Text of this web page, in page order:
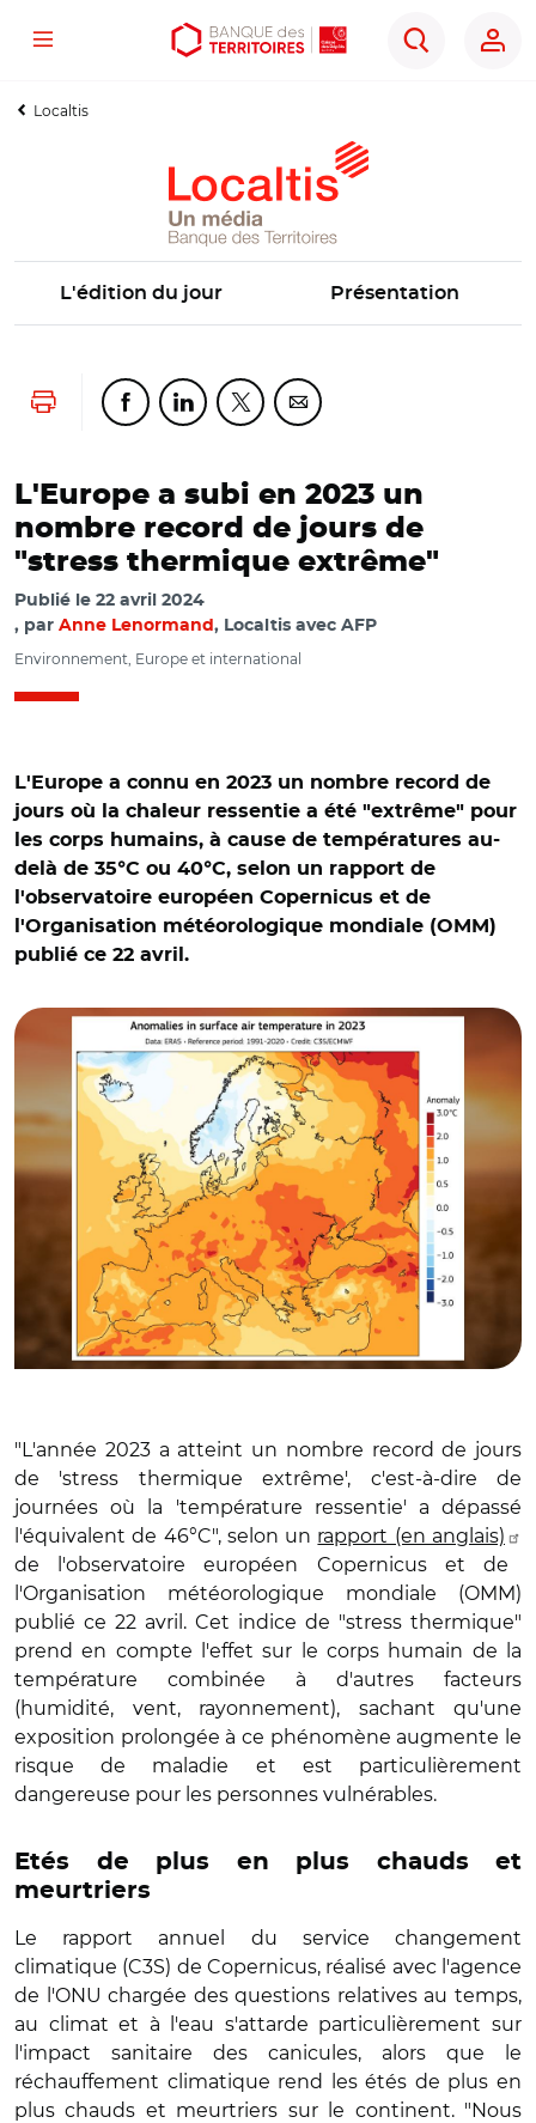
Aller
contenu
Aller
menu
Ouvrir
outils
Menu
Rechercher
Localtis
L'édition du jour Présentation
Lancer l'impressionPartager cette page sur Facebook
Partager cette page sur Linkedin
Partager cette page sur Twitter
Partager cette page sur
L'Europe a subi en 2023 un
nombre record de jours de
"stress thermique extrême"
Publié le 22 avril 2024
par Anne Lenormand , Localtis avec AFP
Environnement, Europe et international
L'Europe a connu en 2023 un nombre record de
jours où la chaleur ressentie a été "extrême" pour
les corps humains, à cause de températures au-
delà de 35°C ou 40°C, selon un rapport de
l'observatoire européen Copernicus et de
l'Organisation météorologique mondiale (OMM)
publié ce 22 avril.
"L'année 2023 a atteint un nombre record de jours
de 'stress thermique extrême', c'est-à-dire de
journées où la 'température ressentie' a dépassé
l'équivalent de 46°C", selon un rapport (en anglais)
de l'observatoire européen Copernicus et de
l'Organisation météorologique mondiale (OMM)
publié ce 22 avril. Cet indice de "stress thermique"
prend en compte l'effet sur le corps humain de la
température combinée à d'autres facteurs
(humidité, vent, rayonnement), sachant qu'une
exposition prolongée à ce phénomène augmente le
risque de maladie et est particulièrement
dangereuse pour les personnes vulnérables.
Etés de plus en plus chauds et
meurtriers
Le rapport annuel du service changement
climatique (C3S) de Copernicus, réalisé avec l'agence
de l'ONU chargée des questions relatives au temps,
au climat et à l'eau s'attarde particulièrement sur
l'impact sanitaire des canicules, alors que le
réchauffement climatique rend les étés de plus en
plus chauds et meurtriers sur le continent. "Nous